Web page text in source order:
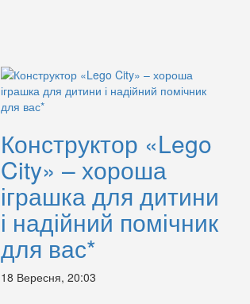
Конструктор «Lego
City» – хороша
іграшка для дитини
і надійний помічник
для вас*
18 Вересня, 20:03